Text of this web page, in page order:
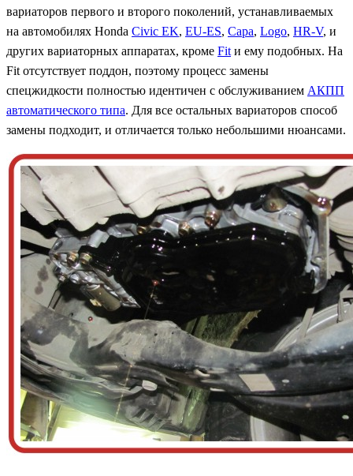
вариаторов первого и второго поколений, устанавливаемых
на автомобилях Honda Civic EK, EU-ES, Capa, Logo, HR-V, и
других вариаторных аппаратах, кроме Fit и ему подобных. На
Fit отсутствует поддон, поэтому процесс замены
спецжидкости полностью идентичен с обслуживанием АКПП
автоматического типа. Для все остальных вариаторов способ
замены подходит, и отличается только небольшими нюансами.